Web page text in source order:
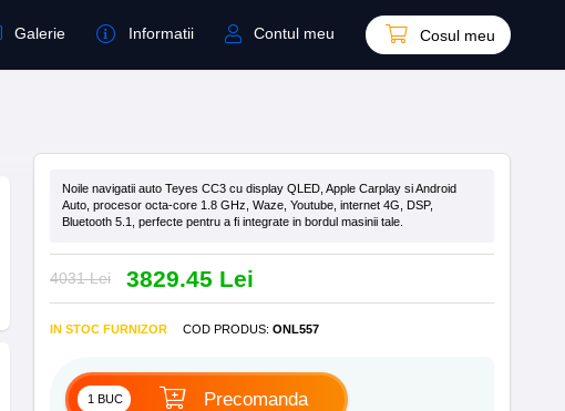
Galerie Informatii Contul meu Cosul meu
Noile navigatii auto Teyes CC3 cu display QLED, Apple Carplay si Android
Auto, procesor octa-core 1.8 GHz, Waze, Youtube, internet 4G, DSP,
Bluetooth 5.1, perfecte pentru a fi integrate in bordul masinii tale.
4031 Lei 3829.45 Lei
IN STOC FURNIZOR COD PRODUS: ONL557
Precomanda